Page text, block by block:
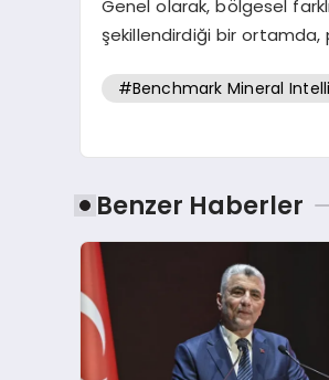
Genel olarak, bölgesel
şekillendirdiği bir ortamda,
#Benchmark Mineral
Benzer Haberler